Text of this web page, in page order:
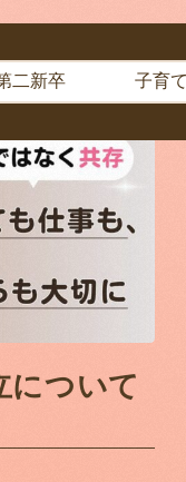
二新卒 子育
ついて
について